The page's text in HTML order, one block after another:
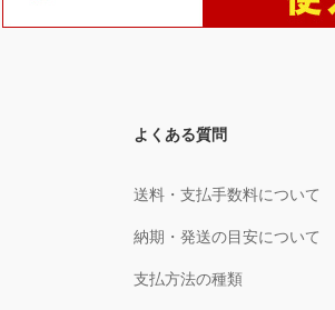
よくある質問
送料・支払手数料について
納期・発送の目安について
支払方法の種類